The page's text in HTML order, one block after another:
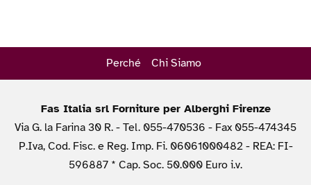
Perché Chi Siamo
Fas Italia srl Forniture per Alberghi Firenze
Via G. la Farina 30 R. - Tel. 055-470536 - Fax 055-474345
P.Iva, Cod. Fisc. e Reg. Imp. Fi. 06061000482 - REA: FI-
596887 * Cap. Soc. 50.000 Euro i.v.